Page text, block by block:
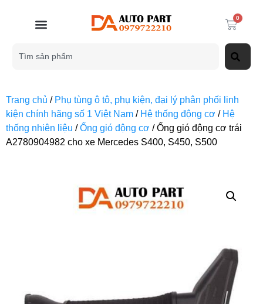
0
Trang chủ / Phụ tùng ô tô, phụ kiện, đại lý phân phối linh
kiện chính hãng số 1 Việt Nam / Hệ thống động cơ / Hệ
thống nhiên liệu /Ống gió động cơ / Ống gió động cơ trái
A2780904982 cho xe Mercedes S400, S450, S500